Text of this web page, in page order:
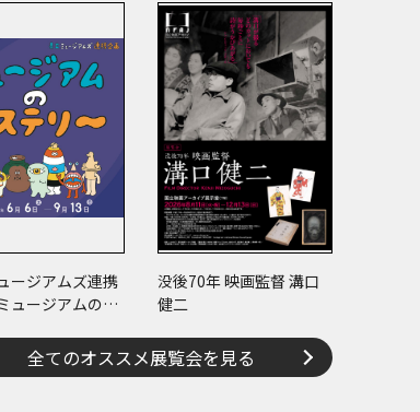
集Ⅱ「ヒノマル・イルミ
ネーション」
ージアムズ連携
ージアムのミ
没後70年 映画監督 溝口
健二
全てのオススメ展覧会を見る